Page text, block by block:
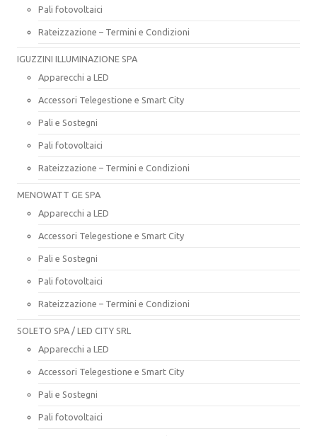
Pali fotovoltaici
Rateizzazione – Termini e Condizioni
IGUZZINI ILLUMINAZIONE SPA
Apparecchi a LED
Accessori Telegestione e Smart City
Pali e Sostegni
Pali fotovoltaici
Rateizzazione – Termini e Condizioni
MENOWATT GE SPA
Apparecchi a LED
Accessori Telegestione e Smart City
Pali e Sostegni
Pali fotovoltaici
Rateizzazione – Termini e Condizioni
SOLETO SPA / LED CITY SRL
Apparecchi a LED
Accessori Telegestione e Smart City
Pali e Sostegni
Pali fotovoltaici